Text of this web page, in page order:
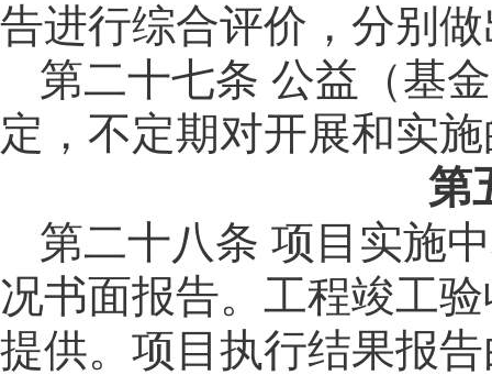
告进行综合评价，分别
第二十七条 公益（基
定，不定期对开展和实
第
第二十八条 项目实施
况书面报告。工程竣工
提供。项目执行结果报